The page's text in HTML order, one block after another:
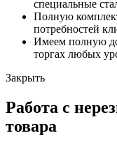
специальные
Полную
потребностей
Имеем полную
торгах любых
Закрыть
Работа с
товара